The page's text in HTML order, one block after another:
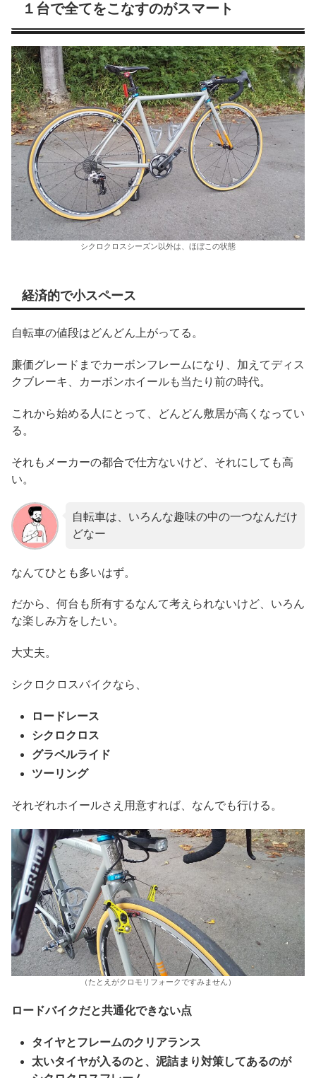
１台で全てをこなすのがスマート
シクロクロスシーズン以外は、ほぼこの状態
経済的で小スペース
自転車の値段はどんどん上がってる。
廉価グレードまでカーボンフレームになり、加えてディス
クブレーキ、カーボンホイールも当たり前の時代。
これから始める人にとって、どんどん敷居が高くなってい
る。
それもメーカーの都合で仕方ないけど、それにしても高
い。
自転車は、いろんな趣味の中の一つなんだけ
どなー
なんてひとも多いはず。
だから、何台も所有するなんて考えられないけど、いろん
な楽しみ方をしたい。
大丈夫。
シクロクロスバイクなら、
ロードレース
シクロクロス
グラベルライド
ツーリング
それぞれホイールさえ用意すれば、なんでも行ける。
（たとえがクロモリフォークですみません）
ロードバイクだと共通化できない点
タイヤとフレームのクリアランス
太いタイヤが入るのと、泥詰まり対策してあるのが